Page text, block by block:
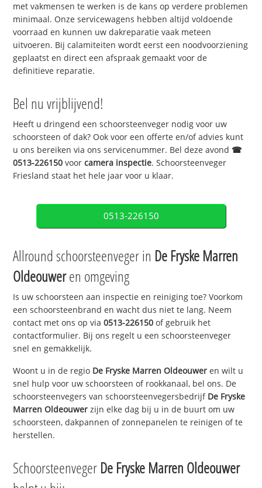
met vakmensen te werken is de kans op verdere problemen
minimaal. Onze servicewagens hebben altijd voldoende
voorraad en kunnen uw dakreparatie vaak meteen
uitvoeren. Bij calamiteiten wordt eerst een noodvoorziening
geplaatst en direct een afspraak gemaakt voor de
definitieve reparatie.
Bel nu vrijblijvend!
Heeft u dringend een schoorsteenveger nodig voor uw
schoorsteen of dak? Ook voor een offerte en/of advies kunt
u ons bereiken via ons servicenummer. Bel deze avond ☎
0513-226150 voorcamera inspectie. Schoorsteenveger
Friesland staat het hele jaar voor u klaar.
0513-226150
Allround schoorsteenveger in De Fryske Marren
Oldeouweren omgeving
Is uw schoorsteen aan inspectie en reiniging toe? Voorkom
een schoorsteenbrand en wacht dus niet te lang. Neem
contact met ons op via0513-226150 of gebruik het
contactformulier. Bij ons regelt u een schoorsteenveger
snel en gemakkelijk.
Woont u in de regio De Fryske Marren Oldeouwer en wilt u
snel hulp voor uw schoorsteen of rookkanaal, bel ons. De
schoorsteenvegers van schoorsteenvegersbedrijf De Fryske
Marren Oldeouwer zijn elke dag bij u in de buurt om uw
schoorsteen, dakpannen of zonnepanelen te reinigen of te
herstellen.
Schoorsteenveger De Fryske Marren Oldeouwer